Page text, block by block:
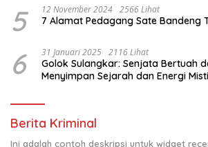
5 12 November 2024 2566 Lihat
7 Alamat Pedagang Sate Bandeng
6 31 Januari 2025 2116 Lihat
Golok Sulangkar: Senjata Bertuah
Menyimpan Sejarah dan Energi
Berita Kriminal
Ini adalah contoh deskripsi untuk widget